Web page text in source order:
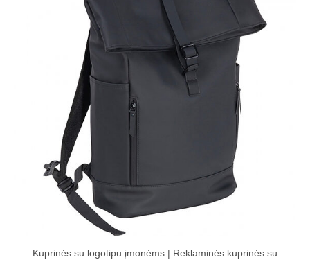
Kuprinės su logotipu įmonėms | Reklaminės kuprinės su